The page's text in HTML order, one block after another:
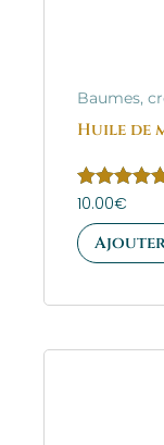
Baumes,
Huile de
Note
sur 5
10.00€